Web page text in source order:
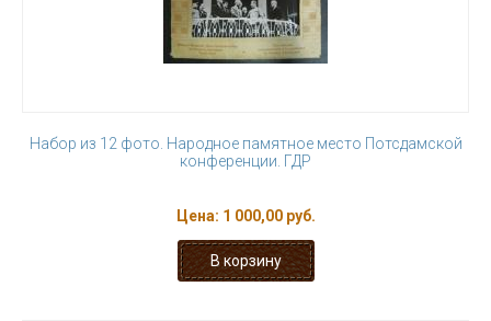
Набор из 12 фото. Народное памятное место Потсдамской
конференции. ГДР
Цена: 1 000,00 руб.